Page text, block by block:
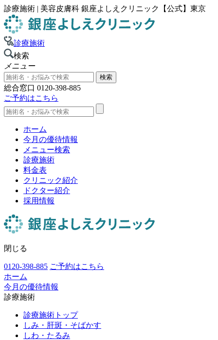
診療施術 | 美容皮膚科 銀座よしえクリニック【公式】東京
診療施術
検索
メニュー
総合窓口 0120-398-885
ご予約はこちら
ホーム
今月の優待情報
メニュー検索
診療施術
料金表
クリニック紹介
ドクター紹介
採用情報
閉じる
0120-398-885 ご予約はこちら
ホーム
今月の優待情報
診療施術
診療施術トップ
しみ・肝斑・そばかす
しわ・たるみ